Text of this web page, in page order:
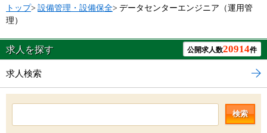
トップ> 設備管理・設備保全> データセンターエンジニア（運用管
理）
求人を探す 公開求人数20914件
求人検索
検索